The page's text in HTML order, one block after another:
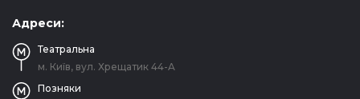
Адреси:
Театральна
м. Київ, вул. Хрещатик 44-A
Позняки